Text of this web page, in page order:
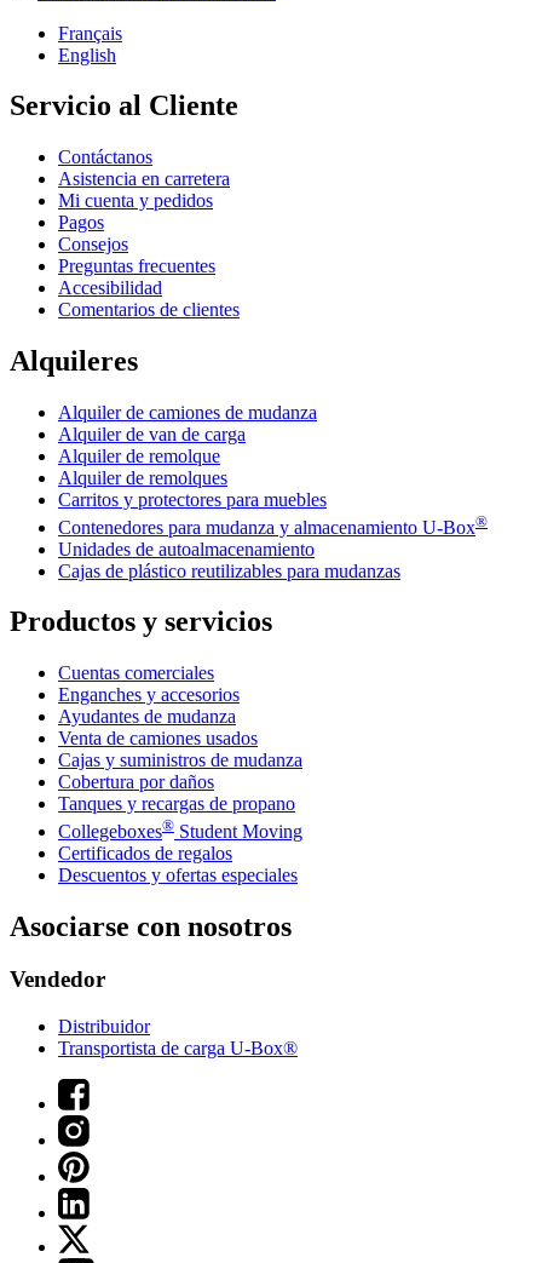
Français
English
Servicio al Cliente
Contáctanos
Asistencia en carretera
Mi cuenta y pedidos
Pagos
Consejos
Preguntas frecuentes
Accesibilidad
Comentarios de clientes
Alquileres
Alquiler de camiones de mudanza
Alquiler de van de carga
Alquiler de remolque
Alquiler de remolques
Carritos y protectores para muebles
Contenedores para mudanza y almacenamiento U-Box®
Unidades de autoalmacenamiento
Cajas de plástico reutilizables para mudanzas
Productos y servicios
Cuentas comerciales
Enganches y accesorios
Ayudantes de mudanza
Venta de camiones usados
Cajas y suministros de mudanza
Cobertura por daños
Tanques y recargas de propano
Collegeboxes® Student Moving
Certificados de regalos
Descuentos y ofertas especiales
Asociarse con nosotros
Vendedor
Distribuidor
Transportista de carga U-Box®